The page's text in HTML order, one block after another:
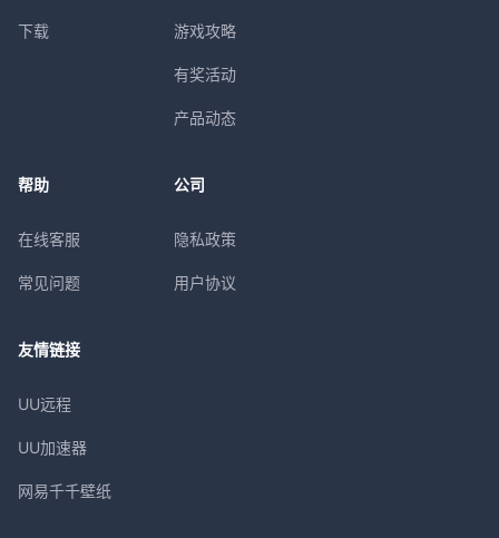
下载 游戏攻略
有奖活动
产品动态
帮助
在线客服
常见问题
公司
隐私政策
用户协议
友情链接
UU远程
UU加速器
网易千千壁纸